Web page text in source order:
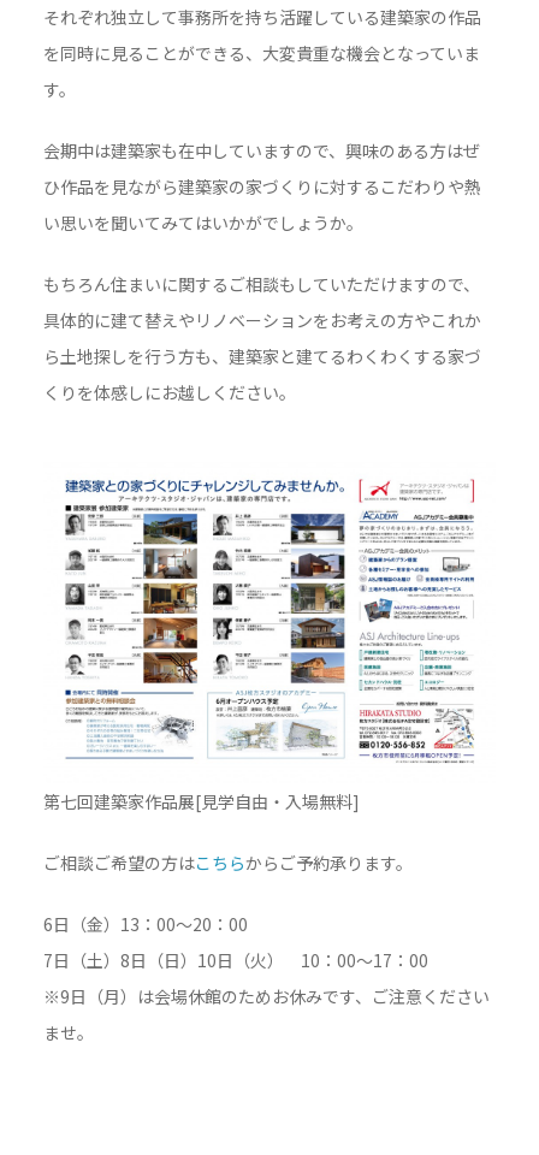
それぞれ独立して事務所を持ち活躍している建築家の作品
を同時に見ることができる、大変貴重な機会となっていま
す。
会期中は建築家も在中していますので、興味のある方はぜ
ひ作品を見ながら建築家の家づくりに対するこだわりや熱
い思いを聞いてみてはいかがでしょうか。
もちろん住まいに関するご相談もしていただけますので、
具体的に建て替えやリノベーションをお考えの方やこれか
ら土地探しを行う方も、建築家と建てるわくわくする家づ
くりを体感しにお越しください。
第七回建築家作品展[見学自由・入場無料]
ご相談ご希望の方はこちらからご予約承ります。
6日（金）13：00～20：00
7日（土）8日（日）10日（火） 10：00～17：00
※9日（月）は会場休館のためお休みです、ご注意ください
ませ。